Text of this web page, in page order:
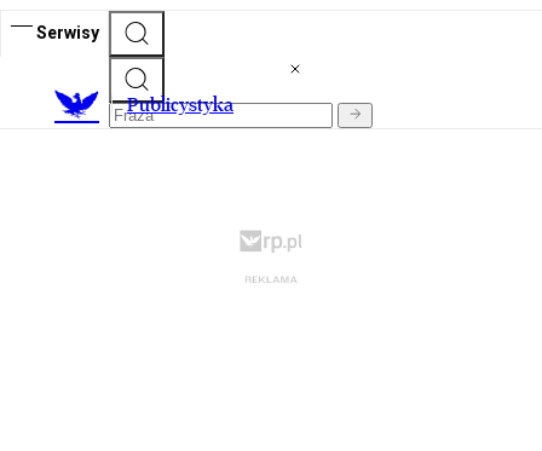
Serwisy
Publicystyka